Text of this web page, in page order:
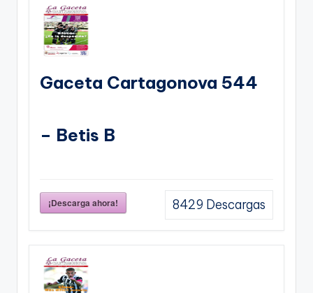
Gaceta Cartagonova 544
– Betis B
¡Descarga ahora! 8429 Descargas